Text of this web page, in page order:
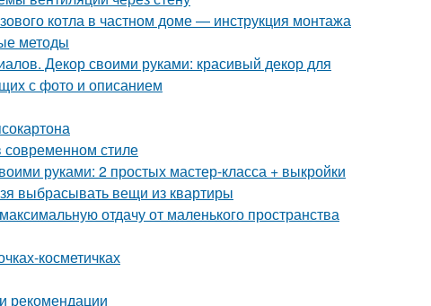
котла в частном доме — инструкция монтажа
методы
Декор своими руками: красивый декор для
с фото и описанием
современном стиле
руками: 2 простых мастер-класса + выкройки
выбрасывать вещи из квартиры
отдачу от маленького пространства
косметичках
рекомендации